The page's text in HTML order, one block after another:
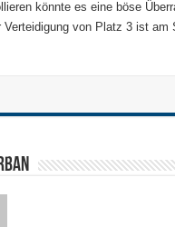
könnte es eine böse
Verteidigung von Platz 3 ist am